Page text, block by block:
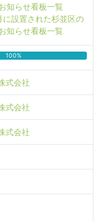
知らせ看板一覧
設置された杉並区の
知らせ看板一覧
100%
式会社
式会社
式会社